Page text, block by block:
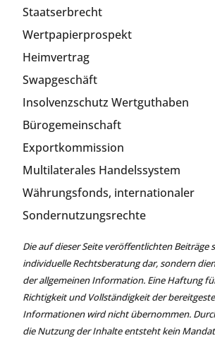
Staatserbrecht
Wertpapierprospekt
Heimvertrag
Swapgeschäft
Insolvenzschutz Wertguthaben
Bürogemeinschaft
Exportkommission
Multilaterales Handelssystem
Währungsfonds, internationaler
Sondernutzungsrechte
Die auf dieser Seite veröffentlichten Beiträge
individuelle Rechtsberatung dar, sondern
der allgemeinen Information. Eine Haftung
Richtigkeit und Vollständigkeit der
Informationen wird nicht übernommen.
die Nutzung der Inhalte entsteht kein